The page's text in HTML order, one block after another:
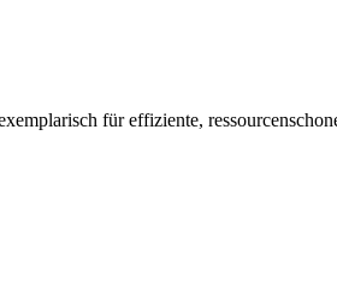
für effiziente,